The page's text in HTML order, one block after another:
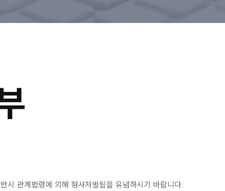
시 관계법령에 의해 형사처벌됨을 유념하시기 바랍니다.